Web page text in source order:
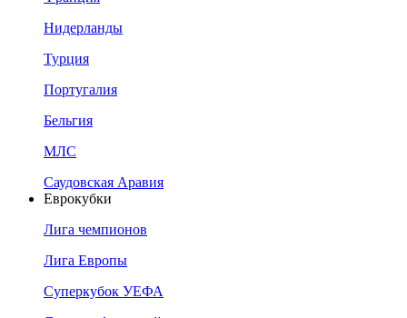
Нидерланды
Турция
Португалия
Бельгия
МЛС
Саудовская Аравия
Еврокубки
Лига чемпионов
Лига Европы
Суперкубок УЕФА